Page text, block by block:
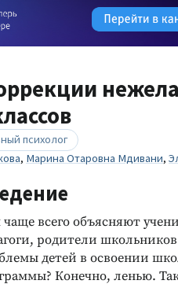
психолог
, Марина Отаровна Мдивани,
всего объясняют
родители школьников
детей в освоении
Конечно, ленью.